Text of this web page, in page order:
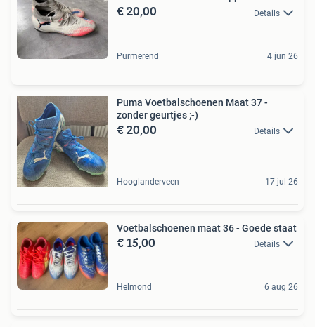
€ 20,00 Details
Purmerend 4 jun 26
Puma Voetbalschoenen Maat 37 -
zonder geurtjes ;-)
€ 20,00 Details
Hooglanderveen 17 jul 26
Voetbalschoenen maat 36 - Goede staat
€ 15,00 Details
Helmond 6 aug 26